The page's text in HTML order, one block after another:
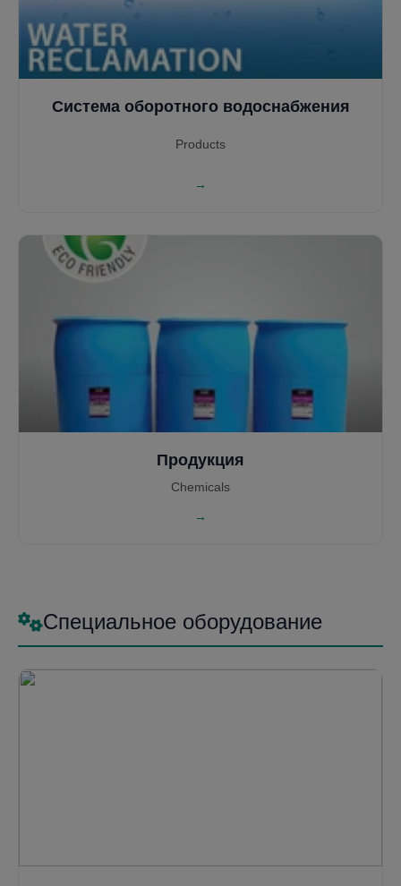
Система оборотного водоснабжения
Products
→
Продукция
Chemicals
→
Специальное оборудование